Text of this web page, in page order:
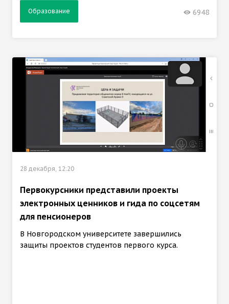
Образование 6948
28 декабря, 12:20
Первокурсники представили проекты
электронных ценников и гида по соцсетям
для пенсионеров
В Новгородском университете завершились
защиты проектов студентов первого курса.